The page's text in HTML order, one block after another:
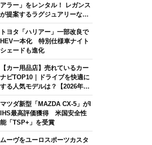
アラー」をレンタル！ レガンス
が提案するラグジュアリーな移
動体験
トヨタ「ハリアー」一部改良で
HEV一本化 特別仕様車ナイト
シェードも進化
【カー用品店】売れているカー
ナビTOP10｜ドライブを快適に
する人気モデルは？【2026年6
月版】
マツダ新型「MAZDA CX-5」がI
IHS最高評価獲得 米国安全性
能「TSP+」を受賞
ムーヴをユーロスポーツカスタ